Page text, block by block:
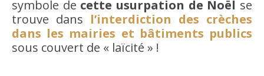
symbole de cette usurpation de Noël se
trouve dans l’interdiction des crèches
dans les mairies et bâtiments publics
sous couvert de « laïcité » !